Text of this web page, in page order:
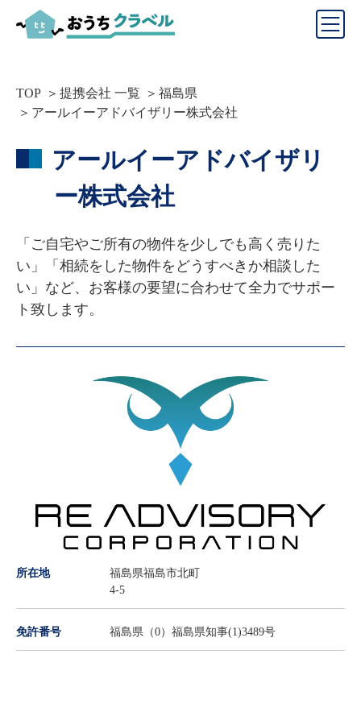
TOP 提携会社 一覧
福島県
アールイーアドバイザリー株式会社
アールイーアドバイザリ
ー株式会社
「ご自宅やご所有の物件を少しでも高く売りた
い」「相続をした物件をどうすべきか相談した
い」など、お客様の要望に合わせて全力でサポー
ト致します。
所在地
福島県福島市北町
4-5
免許番号 福島県（0）福島県知事(1)3489号